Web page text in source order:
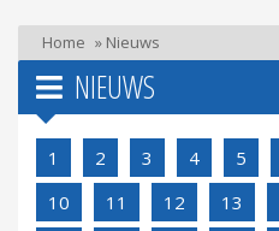
Home » Nieuws
NIEUWS
1 2 3 4 5
10
11 12 13